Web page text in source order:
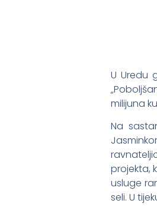
U Uredu
milijuna
Na
projekta,
usluge
seli. U